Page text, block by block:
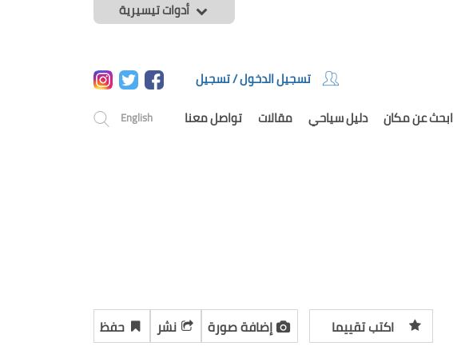
أدوات تيسيرية
تسجيل الدخول / تسجيل
English ابحث عن مكان دليل سياحي مقالات تواصل معنا
اكتب تقييما إضافة صورة نشر حفظ